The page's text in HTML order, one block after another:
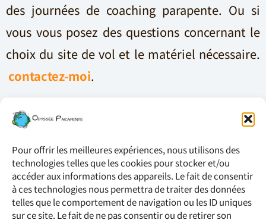
Pour offrir les meilleures expériences, nous utilisons des
technologies telles que les cookies pour stocker et/ou
accéder aux informations des appareils. Le fait de consentir
à ces technologies nous permettra de traiter des données
telles que le comportement de navigation ou les ID uniques
sur ce site. Le fait de ne pas consentir ou de retirer son
des journées de coaching parapente. Ou si
vous vous posez des questions concernant le
choix du site de vol et le matériel nécessaire.
contactez-moi.
© 2026 Odyssée Parapente
Imaginé parFreelance Web Nomad
Mentions légales
Politique de confidentialité